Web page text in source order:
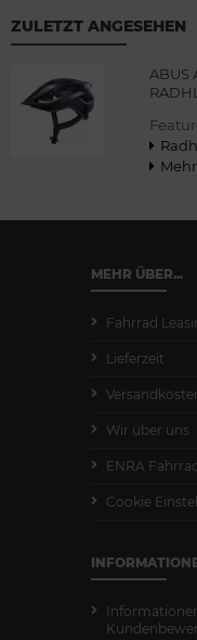
ZULETZT ANGESEHEN
ABUS
MEHR ÜBER...
Fahrrad
Lieferzeit
Wir über uns
ENRA
Cookie